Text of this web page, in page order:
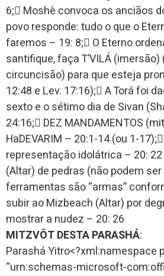
6; Moshè convoca os anciãos
povo responde: tudo o que o
faremos – 19: 8; O Eterno
santifique, faça T’VILÁ
circuncisão) para que esteja
12:48 e Lev. 17:16); A Torá foi
sexto e o sétimo dia de Sivan
24:16; DEZ MANDAMENTOS
HaDEVARIM – 20:1-14 (ou 1-
representação idolátrica – 20:
(Altar) de pedras (não podem
ferramentas são “armas”
subir ao Mizbeach (Altar) por
mostrar a nudez – 20: 26
MITZVÔT DESTA PARASHÁ:
Parashá Yitro<?xml:namespace
“urn:schemas-microsoft-